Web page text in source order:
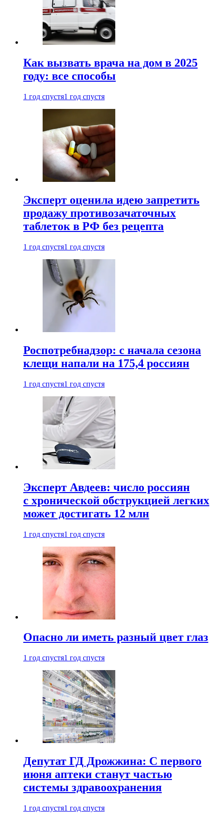
Как вызвать врача на дом в 2025
году: все способы
1 год спустя1 год спустя
Эксперт оценила идею запретить
продажу противозачаточных
таблеток в РФ без рецепта
1 год спустя1 год спустя
Роспотребнадзор: с начала сезона
клещи напали на 175,4 россиян
1 год спустя1 год спустя
Эксперт Авдеев: число россиян
с хронической обструкцией легких
может достигать 12 млн
1 год спустя1 год спустя
Опасно ли иметь разный цвет глаз
1 год спустя1 год спустя
Депутат ГД Дрожжина: С первого
июня аптеки станут частью
системы здравоохранения
1 год спустя1 год спустя